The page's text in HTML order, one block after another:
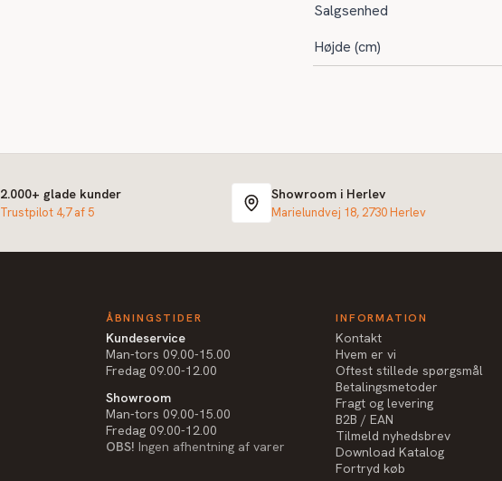
Salgsenhed
Højde (cm)
2.000+ glade kunder
Trustpilot 4,7 af 5
Showroom i Herlev
Marielundvej 18, 2730 Herlev
ÅBNINGSTIDER
Kundeservice
Man-tors 09.00-15.00
Fredag 09.00-12.00
Showroom
Man-tors 09.00-15.00
Fredag 09.00-12.00
OBS! Ingen afhentning af varer
INFORMATION
Kontakt
Hvem er vi
Oftest stillede spørgsmål
Betalingsmetoder
Fragt og levering
B2B / EAN
Tilmeld nyhedsbrev
Download Katalog
Fortryd køb